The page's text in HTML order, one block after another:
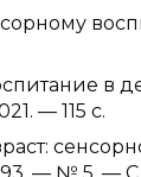
в
— 115 с.